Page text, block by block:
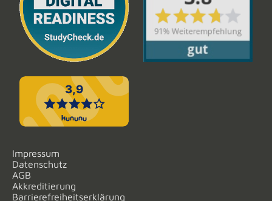
Impressum
Datenschutz
AGB
Akkreditierung
Barrierefreiheitserklärung